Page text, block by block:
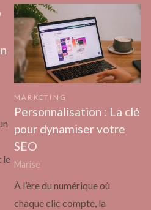
le
MARKETING
Personnalisation : La clé
pour dynamiser votre
SEO
Marise
À l’ère du numérique où
chaque clic compte, la